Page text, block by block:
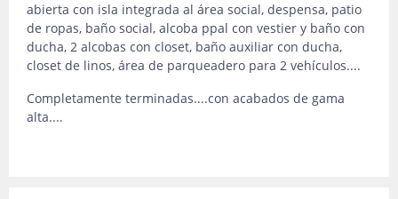
abierta con isla integrada al área social, despensa, patio
de ropas, baño social, alcoba ppal con vestier y baño con
ducha, 2 alcobas con closet, baño auxiliar con ducha,
closet de linos, área de parqueadero para 2 vehículos....
Completamente terminadas....con acabados de gama
alta....